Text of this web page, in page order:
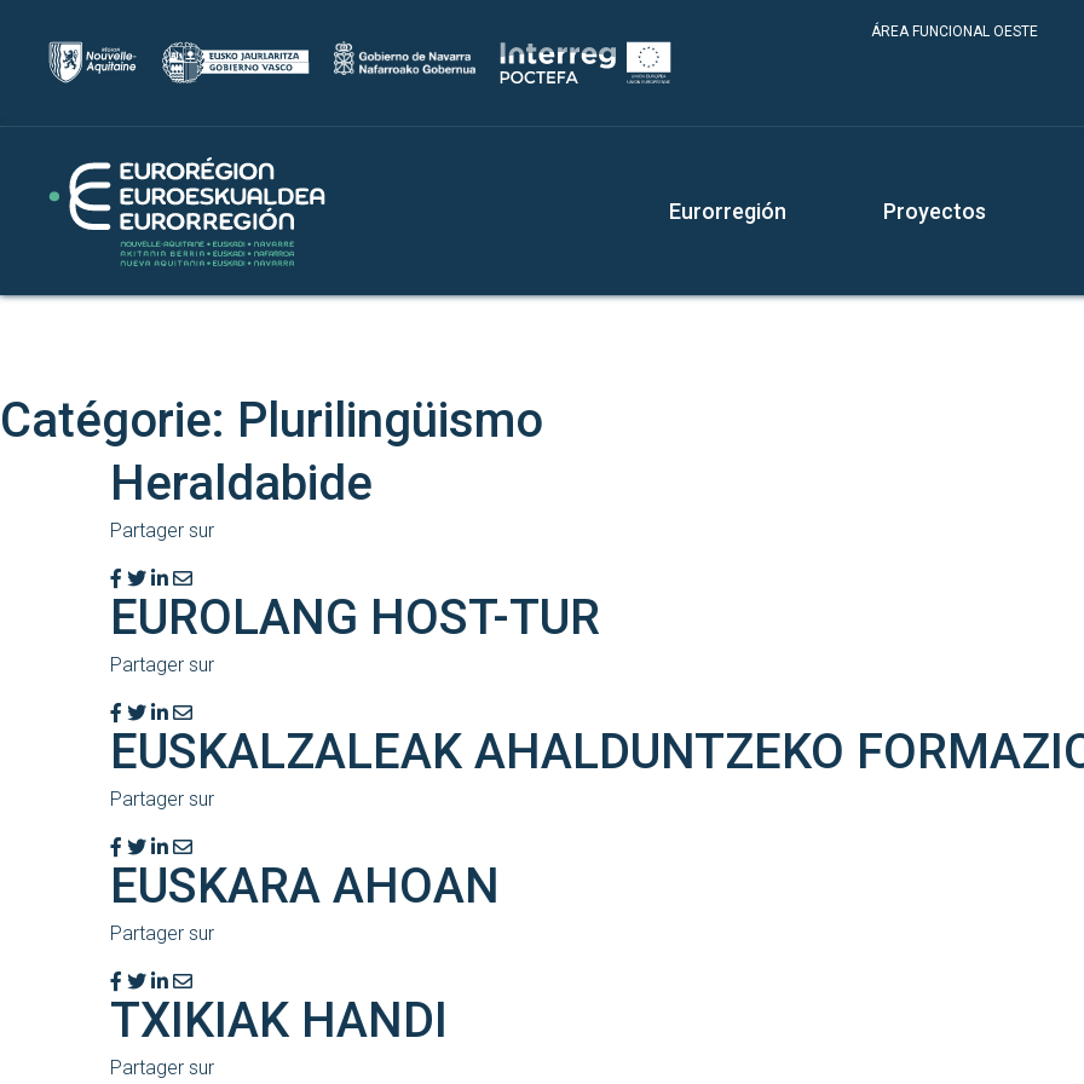
ÁREA FUNCIONAL OESTE
Eurorregión Proyectos
Catégorie: Plurilingüismo
Heraldabide
Partager sur
EUROLANG HOST-TUR
Partager sur
EUSKALZALEAK AHALDUNTZEKO
Partager sur
EUSKARA AHOAN
Partager sur
TXIKIAK HANDI
Partager sur